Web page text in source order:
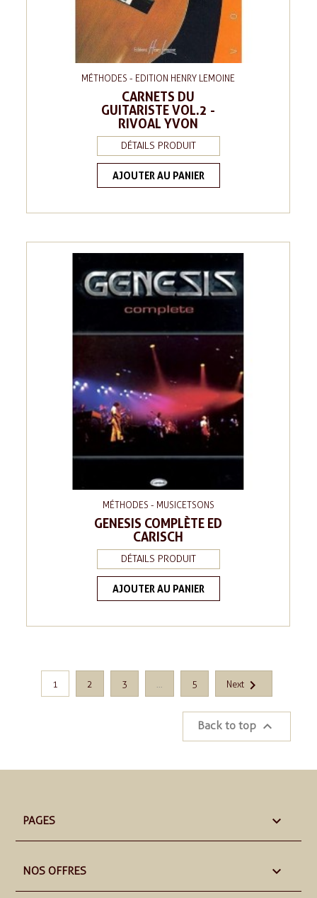
MÉTHODES - EDITION HENRY LEMOINE
CARNETS DU
GUITARISTE VOL.2 -
RIVOAL YVON
DÉTAILS PRODUIT
AJOUTER AU PANIER
MÉTHODES - MUSICETSONS
GENESIS COMPLÈTE ED
CARISCH
DÉTAILS PRODUIT
AJOUTER AU PANIER
1 2 3 … 5 Next 
Back to top 
PAGES 
NOS OFFRES 